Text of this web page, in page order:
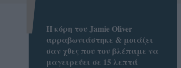
Η κόρη του Jamie Oliver
αρραβωνιάστηκε & μοιάζει
σαν χθες που τον βλέπαμε να
μαγειρεύει σε 15 λεπτά